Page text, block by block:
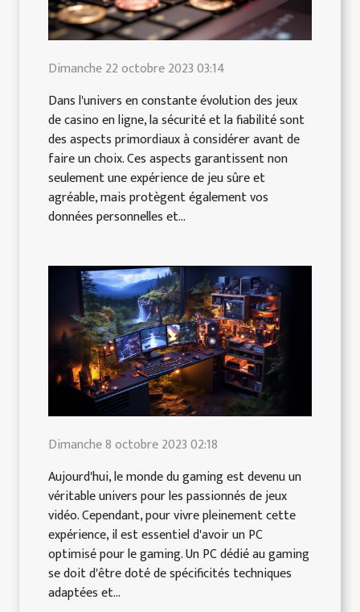
Dimanche 22 octobre 2023 03:14
Dans l'univers en constante évolution des jeux
de casino en ligne, la sécurité et la fiabilité sont
des aspects primordiaux à considérer avant de
faire un choix. Ces aspects garantissent non
seulement une expérience de jeu sûre et
agréable, mais protègent également vos
données personnelles et...
Dimanche 8 octobre 2023 02:18
Aujourd'hui, le monde du gaming est devenu un
véritable univers pour les passionnés de jeux
vidéo. Cependant, pour vivre pleinement cette
expérience, il est essentiel d'avoir un PC
optimisé pour le gaming. Un PC dédié au gaming
se doit d'être doté de spécificités techniques
adaptées et...